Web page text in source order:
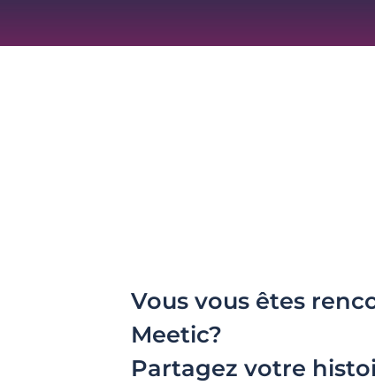
Vous vous êtes
Meetic?
Partagez votre